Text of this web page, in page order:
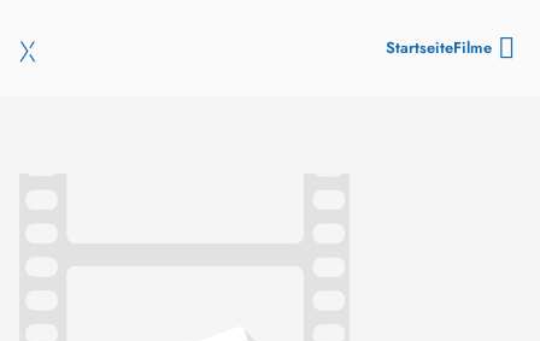
StartseiteFilme